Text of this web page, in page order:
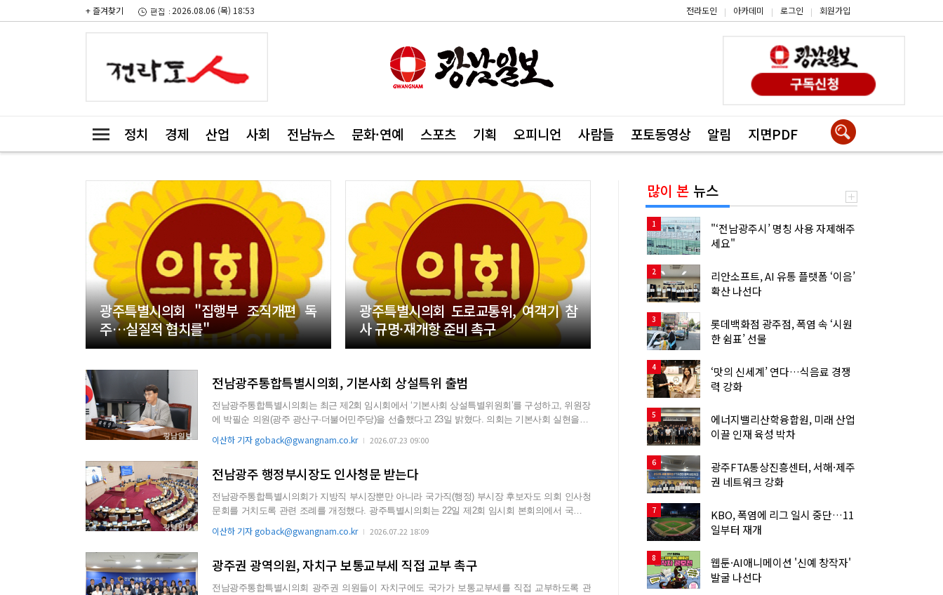
+ 즐겨찾기 2026.08.06 (목) 18:53 전라도인 | 아카데미 | 로그인 | 회원가입
정치 경제 산업 사회 전남뉴스 문화·연예 스포츠 기획 오피니언 사람들 포토동영상 알림 지면PDF
광주특별시의회 "집행부 조직개편 독
주…실질적 협치를"
광주특별시의회 도로교통위, 여객기 참
사 규명·재개항 준비 촉구
전남광주통합특별시의회, 기본사회 상설특위 출범
전남광주통합특별시의회는 최근 제2회 임시회에서 ‘기본사회 상설특별위원회’를 구성하고, 위원장
에 박필순 의원(광주 광산구·더불어민주당)을 선출했다고 23일 밝혔다. 의회는 기본사회 실현을 위
이산하 기자 goback@gwangnam.co.kr 2026.07.23 09:00
전남광주 행정부시장도 인사청문 받는다
전남광주통합특별시의회가 지방직 부시장뿐만 아니라 국가직(행정) 부시장 후보자도 의회 인사청
문회를 거치도록 관련 조례를 개정했다. 광주특별시의회는 22일 제2회 임시회 본회의에서 국가직
이산하 기자 goback@gwangnam.co.kr 2026.07.22 18:09
광주권 광역의원, 자치구 보통교부세 직접 교부 촉구
전남광주통합특별시의회 광주권 의원들이 자치구에도 국가가 보통교부세를 직접 교부하도록 관
많이 본 뉴스
1
"‘전남광주시’ 명칭 사용 자제해주
세요"
2
리안소프트, AI 유통 플랫폼 ‘이음’
확산 나선다
3
롯데백화점 광주점, 폭염 속 ‘시원
한 쉼표’ 선물
4
‘맛의 신세계’ 연다…식음료 경쟁
력 강화
5
에너지밸리산학융합원, 미래 산업
이끌 인재 육성 박차
6
광주FTA통상진흥센터, 서해·제주
권 네트워크 강화
7
KBO, 폭염에 리그 일시 중단…11
일부터 재개
8
웹툰·AI애니메이션 '신예 창작자'
발굴 나선다